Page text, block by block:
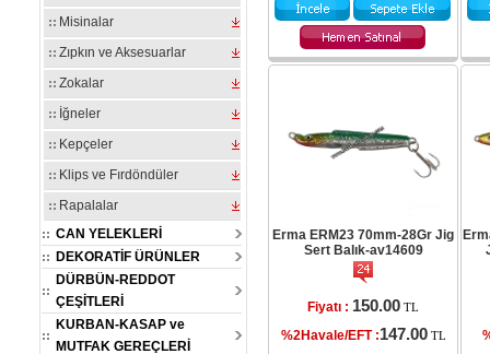
Misinalar
Zıpkın ve Aksesuarlar
Zokalar
İğneler
Kepçeler
Klips ve Fırdöndüler
Rapalalar
CAN YELEKLERİ
DEKORATİF ÜRÜNLER
DÜRBÜN-REDDOT
ÇEŞİTLERİ
KURBAN-KASAP ve
MUTFAK GEREÇLERİ
Erma ERM23 70mm-28Gr Jig
Sert Balık-av14609
Fiyatı : 150.00 TL
%2Havale/EFT :147.00 TL